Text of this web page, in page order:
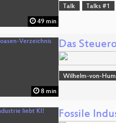
49 min
Talk Talks #1
8 min
Das
Wilhelm-von-
Fossile